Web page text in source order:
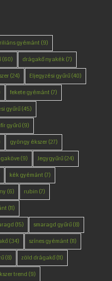
gyémánt (9)
(60) drágakő nyakék(7)
(24) Eljegyzési gyűrű(40)
fekete gyémánt (7)
gyűrű(45)
gyűrű(9)
gyöngy ékszer(27)
(9) Jegygyűrű(24)
kék gyémánt (7)
(6) rubin (7)
(11)
(15) smaragd gyűrű(8)
(34) színes gyémánt (11)
(8) zöld drágakő(11)
trend (9)